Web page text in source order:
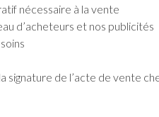
nécessaire à la vente
d’acheteurs et nos publicités
signature de l’acte de vente